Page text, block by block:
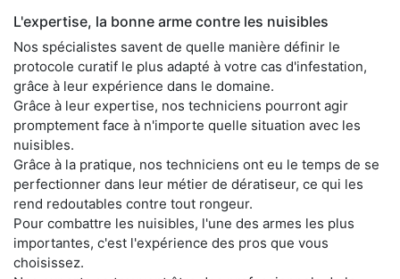
L'expertise, la bonne arme contre les nuisibles
Nos spécialistes savent de quelle manière définir le
protocole curatif le plus adapté à votre cas d'infestation,
grâce à leur expérience dans le domaine.
Grâce à leur expertise, nos techniciens pourront agir
promptement face à n'importe quelle situation avec les
nuisibles.
Grâce à la pratique, nos techniciens ont eu le temps de se
perfectionner dans leur métier de dératiseur, ce qui les
rend redoutables contre tout rongeur.
Pour combattre les nuisibles, l'une des armes les plus
importantes, c'est l'expérience des pros que vous
choisissez.